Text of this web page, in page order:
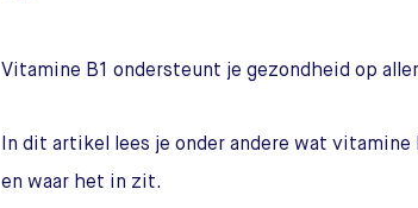
Vitamine B1 ondersteunt je gezondheid op
In dit artikel lees je onder andere wat
en waar het in zit.